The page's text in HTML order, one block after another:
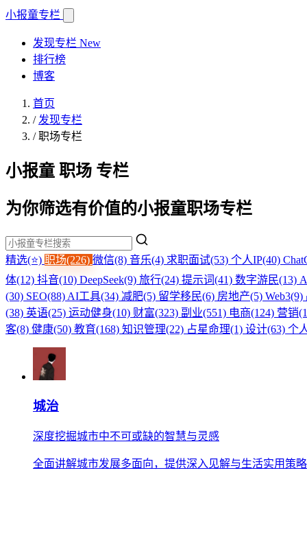
小报童专栏
发现专栏 New
排行榜
博客
首页
/ 发现专栏
/职场专栏
小报童 职场 专栏
为你筛选有价值的小报童职场专栏
精选(⭐) 职场(226) 微信(8) 音乐(4) 求职面试(53) 个人IP(40)
体(12) 抖音(10) DeepSeek(9) 旅行(24) 提示词(41) 数字游民(13)
(30) SEO(88) AI工具(34) 减肥(5) 留学移民(6) 房地产(5) Web3(9)
(38) 英语(25) 运动健身(10) 财富(323) 副业(551) 电商(124) 营销
客(8) 健康(50) 教育(168) 知识管理(22) 占星命理(1) 设计(63) 个
城治
深度挖掘城市中不可或缺的智慧与灵感
全面讲解城市发展多面向，提供深入见解与生活实用策